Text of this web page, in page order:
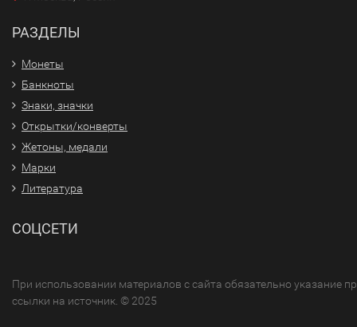
РАЗДЕЛЫ
Монеты
Банкноты
Знаки, значки
Открытки/конверты
Жетоны, медали
Марки
Литература
СОЦСЕТИ
При использовании материалов с сайта обязательно указание
ссылки на источник. © 2025